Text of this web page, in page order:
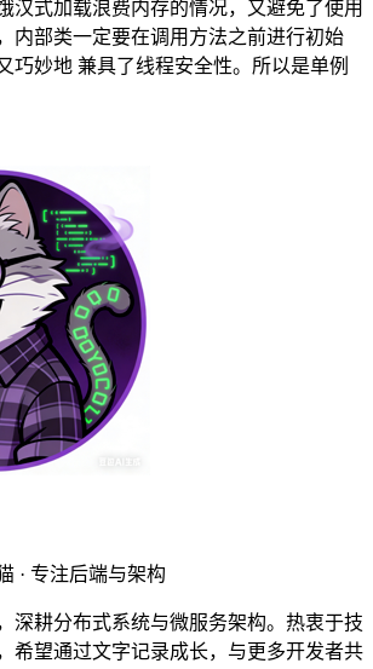
汉式加载浪费内存的情况，又避免了使用
内部类一定要在调用方法之前进行初始
巧妙地 兼具了线程安全性。所以是单例
· 专注后端与架构
深耕分布式系统与微服务架构。热衷于技
希望通过文字记录成长，与更多开发者共